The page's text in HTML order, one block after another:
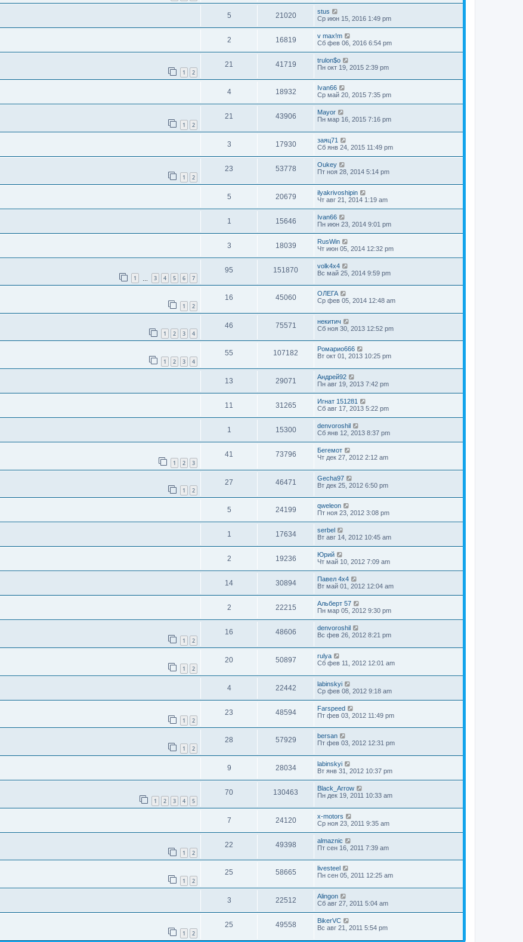
5 21020
stus
Ср июн 15, 2016 1:49 pm
2 16819
v max!m
Сб фев 06, 2016 6:54 pm
1 2
21 41719
trulon$o
Пн окт 19, 2015 2:39 pm
4 18932
Ivan66
Ср май 20, 2015 7:35 pm
1 2
21 43906
Mayor
Пн мар 16, 2015 7:16 pm
3 17930
заяц71
Сб янв 24, 2015 11:49 pm
1 2
23 53778
Oukey
Пт ноя 28, 2014 5:14 pm
5 20679
ilyakrivoshipin
Чт авг 21, 2014 1:19 am
1 15646
Ivan66
Пн июн 23, 2014 9:01 pm
3 18039
RusWin
Чт июн 05, 2014 12:32 pm
1 3 4 5 6 7
95 151870
volk4x4
Вс май 25, 2014 9:59 pm
1 2
16 45060
ОЛЕГА
Ср фев 05, 2014 12:48 am
1 2 3 4
46 75571
некитич
Сб ноя 30, 2013 12:52 pm
1 2 3 4
55 107182
Ромарио666
Вт окт 01, 2013 10:25 pm
13 29071
Андрей92
Пн авг 19, 2013 7:42 pm
11 31265
Игнат 151281
Сб авг 17, 2013 5:22 pm
1 15300
denvoroshil
Сб янв 12, 2013 8:37 pm
1 2 3
41 73796
Бегемот
Чт дек 27, 2012 2:12 am
1 2
27 46471
Gecha97
Вт дек 25, 2012 6:50 pm
5 24199
qweleon
Пт ноя 23, 2012 3:08 pm
1 17634
serbel
Вт авг 14, 2012 10:45 am
2 19236
Юрий
Чт май 10, 2012 7:09 am
14 30894
Павел 4х4
Вт май 01, 2012 12:04 am
2 22215
Альберт 57
Пн мар 05, 2012 9:30 pm
1 2
16 48606
denvoroshil
Вс фев 26, 2012 8:21 pm
1 2
20 50897
rulya
Сб фев 11, 2012 12:01 am
4 22442
labinskyi
Ср фев 08, 2012 9:18 am
1 2
23 48594
Farspeed
Пт фев 03, 2012 11:49 pm
1 2
28 57929
bersan
Пт фев 03, 2012 12:31 pm
9 28034
labinskyi
Вт янв 31, 2012 10:37 pm
1 2 3 4 5
70 130463
Black_Arrow
Пн дек 19, 2011 10:33 am
7 24120
x-motors
Ср ноя 23, 2011 9:35 am
1 2
22 49398
almaznic
Пт сен 16, 2011 7:39 am
1 2
25 58665
livesteel
Пн сен 05, 2011 12:25 am
3 22512
Alingon
Сб авг 27, 2011 5:04 am
1 2
25 49558
BikerVC
Вс авг 21, 2011 5:54 pm